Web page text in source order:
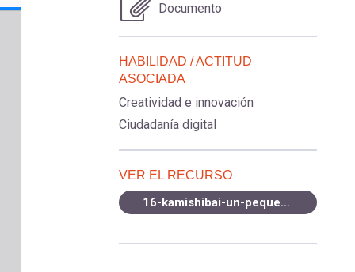
Documento
HABILIDAD / ACTITUD
ASOCIADA
Creatividad e innovación
Ciudadanía digital
VER EL RECURSO
16-kamishibai-un-pequeno-teatro-de-papel-para-contar-tus-historias.pdf